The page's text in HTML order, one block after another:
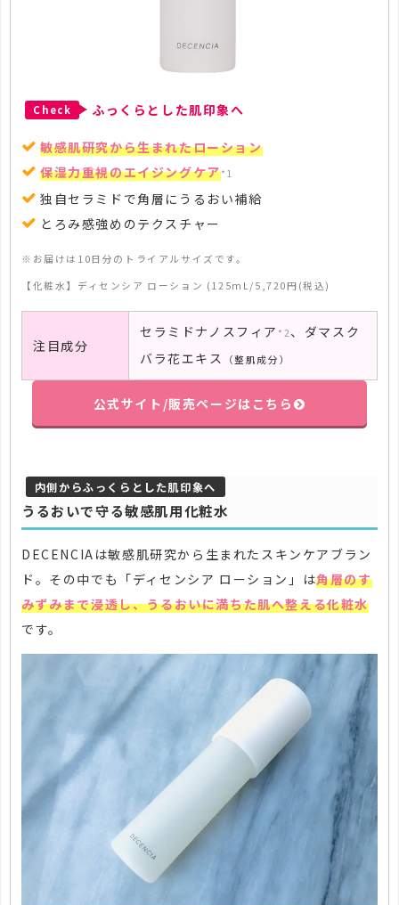
Check ふっくらとした肌印象へ
敏感肌研究から生まれたローション
保湿力重視のエイジングケア*1
独自セラミドで角層にうるおい補給
とろみ感強めのテクスチャー
※お届けは10日分のトライアルサイズです。
【化粧水】ディセンシア ローション (125mL/5,720円(税込)
注目成分
セラミドナノスフィア *2、 ダマスク
バラ花エキス
（整肌成分）
公式サイト/販売ページはこちら
内側からふっくらとした肌印象へ
うるおいで守る敏感肌用化粧水
DECENCIAは敏感肌研究から生まれたスキンケアブラン
ド。その中でも「ディセンシア ローション」は角層のす
みずみまで浸透し、うるおいに満ちた肌へ整える化粧水
です。